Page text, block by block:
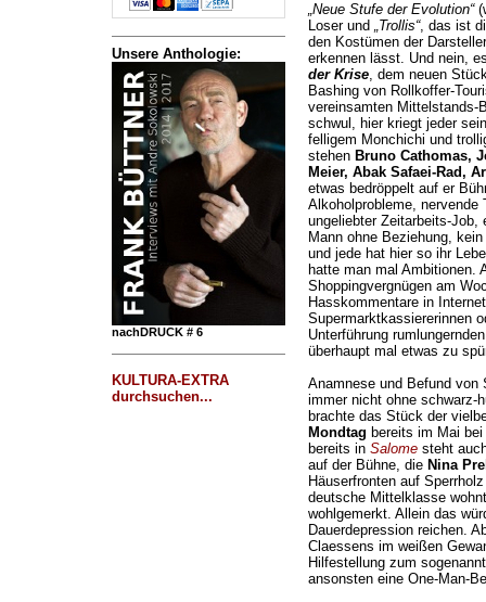
Unsere Anthologie:
nachDRUCK # 6
KULTURA-EXTRA
durchsuchen...
„Neue Stufe der Evolution“
Loser und „Trollis“, das ist
den Kostümen der
erkennen lässt. Und nein,
der Krise, dem neuen
Bashing von Rollkoffer-
vereinsamten Mittelstands-
schwul, hier kriegt jeder
felligem Monchichi und
stehen Bruno Cathomas,
Meier, Abak Safaei-Rad,
etwas bedröppelt auf er
Alkoholprobleme, nervende
ungeliebter Zeitarbeits-Job,
Mann ohne Beziehung,
und jede hat hier so ihr
hatte man mal Ambitionen.
Shoppingvergnügen am
Hasskommentare in
Supermarktkassiererinnen
Unterführung
überhaupt mal etwas zu
Anamnese und Befund von
immer nicht ohne schwarz-
brachte das Stück der
Mondtag bereits im Mai
bereits in Salomesteht
auf der Bühne, die Nina
Häuserfronten auf
deutsche Mittelklasse
wohlgemerkt. Allein das
Dauerdepression reichen.
Claessens im weißen
Hilfestellung zum
ansonsten eine One-Man-